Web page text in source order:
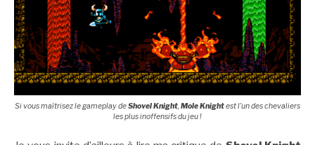
Si vous maîtrisez legameplaydeShovel Knight,Mole Knightest l’un des chevaliers
les plus inoffensifs du jeu !